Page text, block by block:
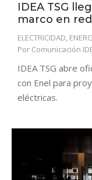
IDEA TSG
marco en
ELECTRICIDAD,
Por Comunicación
IDEA TSG abre
con Enel para
eléctricas.